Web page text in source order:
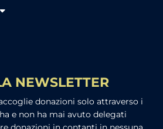
NEWSLETTER
donazioni solo attraverso i
e non ha mai avuto delegati